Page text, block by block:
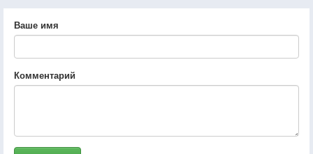
Ваше имя
Комментарий